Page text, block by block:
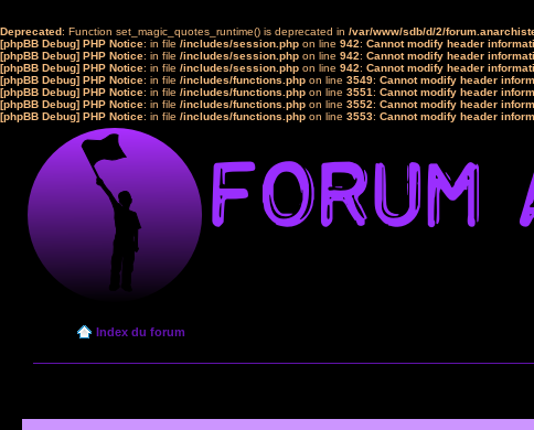
Deprecated: Function set_magic_quotes_runtime() is deprecated in /var/www/sdb/d/2/
[phpBB Debug] PHP Notice: in file /includes/session.php on line 942: Cannot modify header
[phpBB Debug] PHP Notice: in file /includes/session.php on line 942: Cannot modify header
[phpBB Debug] PHP Notice: in file /includes/session.php on line 942: Cannot modify header
[phpBB Debug] PHP Notice: in file /includes/functions.php on line 3549: Cannot modify header
[phpBB Debug] PHP Notice: in file /includes/functions.php on line 3551: Cannot modify header
[phpBB Debug] PHP Notice: in file /includes/functions.php on line 3552: Cannot modify header
[phpBB Debug] PHP Notice: in file /includes/functions.php on line 3553: Cannot modify header
Index du forum